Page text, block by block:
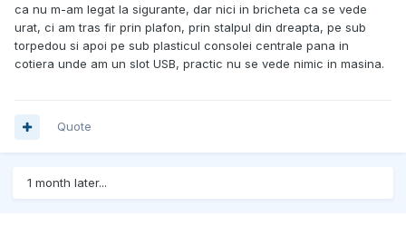
ca nu m-am legat la sigurante, dar nici in bricheta ca se vede
urat, ci am tras fir prin plafon, prin stalpul din dreapta, pe sub
torpedou si apoi pe sub plasticul consolei centrale pana in
cotiera unde am un slot USB, practic nu se vede nimic in masina.
Quote
1 month later...